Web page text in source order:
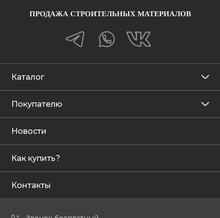
ПРОДАЖА СТРОИТЕЛЬНЫХ МАТЕРИАЛОВ
Каталог
Покупателю
Новости
Как купить?
Контакты